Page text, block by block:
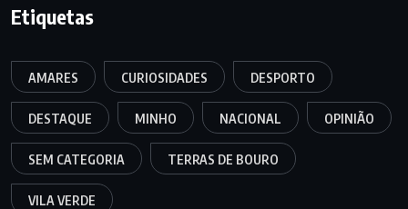
Etiquetas
AMARES CURIOSIDADES DESPORTO
DESTAQUE MINHO NACIONAL OPINIÃO
SEM CATEGORIA TERRAS DE BOURO
VILA VERDE